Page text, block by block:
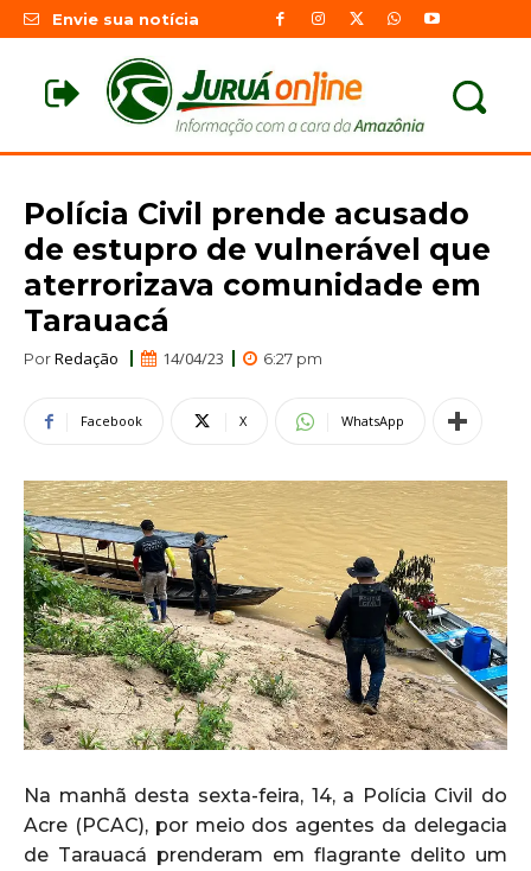
Envie sua notícia
Polícia Civil prende acusado
de estupro de vulnerável que
aterrorizava comunidade em
Tarauacá
PorRedação 14/04/23 6:27 pm
Facebook X WhatsApp
Na manhã desta sexta-feira, 14, a Polícia Civil do
Acre (PCAC), por meio dos agentes da delegacia
de Tarauacá prenderam em flagrante delito um